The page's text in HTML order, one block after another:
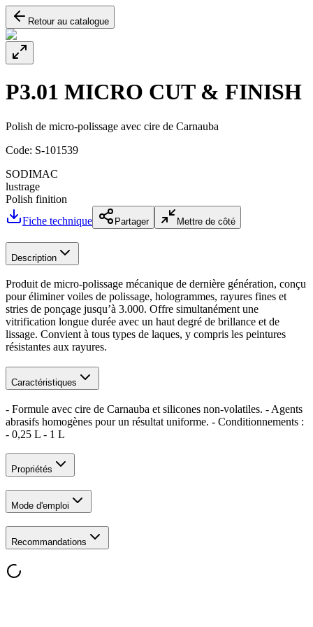
Retour au catalogue
P3.01 MICRO CUT & FINISH
Polish de micro-polissage avec cire de Carnauba
Code: S-101539
SODIMAC
lustrage
Polish finition
Fiche technique
Partager Mettre de côté
Description
Produit de micro-polissage mécanique de dernière génération, conçu
pour éliminer voiles de polissage, hologrammes, rayures fines et
stries de ponçage jusqu’à 3.000. Offre simultanément une
vitrification longue durée avec un haut degré de brillance et de
lissage. Convient à tous types de laques, y compris les peintures
résistantes aux rayures.
Caractéristiques
- Formule avec cire de Carnauba et silicones non-volatiles. - Agents
abrasifs homogènes pour un résultat uniforme. - Conditionnements :
- 0,25 L - 1 L
Propriétés
Mode d'emploi
Recommandations